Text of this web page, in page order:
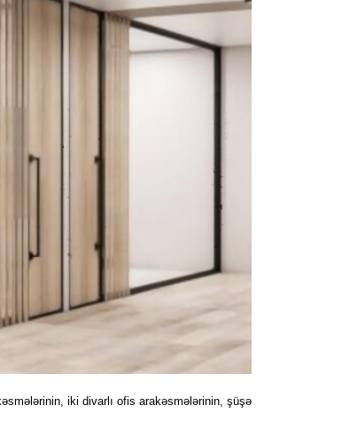
iki divarlı ofis arakəsmələrinin, şüşə